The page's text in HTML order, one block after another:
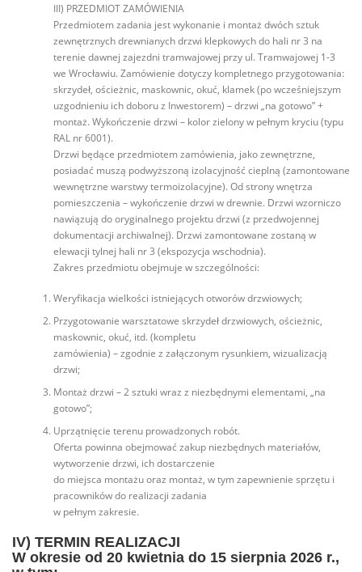
III) PRZEDMIOT ZAMÓWIENIA
Przedmiotem zadania jest wykonanie i montaż dwóch sztuk
zewnętrznych drewnianych drzwi klepkowych do hali nr 3 na
terenie dawnej zajezdni tramwajowej przy ul. Tramwajowej 1-3
we Wrocławiu. Zamówienie dotyczy kompletnego przygotowania:
skrzydeł, ościeżnic, maskownic, okuć, klamek (po wcześniejszym
uzgodnieniu ich doboru z Inwestorem) – drzwi „na gotowo” +
montaż. Wykończenie drzwi – kolor zielony w pełnym kryciu (typu
RAL nr 6001).
Drzwi będące przedmiotem zamówienia, jako zewnętrzne,
posiadać muszą podwyższoną izolacyjność cieplną (zamontowane
wewnętrzne warstwy termoizolacyjne). Od strony wnętrza
pomieszczenia – wykończenie drzwi w drewnie. Drzwi wzorniczo
nawiązują do oryginalnego projektu drzwi (z przedwojennej
dokumentacji archiwalnej). Drzwi zamontowane zostaną w
elewacji tylnej hali nr 3 (ekspozycja wschodnia).
Zakres przedmiotu obejmuje w szczególności:
Weryfikacja wielkości istniejących otworów drzwiowych;
Przygotowanie warsztatowe skrzydeł drzwiowych, ościeżnic,
maskownic, okuć, itd. (kompletu
zamówienia) – zgodnie z załączonym rysunkiem, wizualizacją
drzwi;
Montaż drzwi – 2 sztuki wraz z niezbędnymi elementami, „na
gotowo”;
Uprzątnięcie terenu prowadzonych robót.
Oferta powinna obejmować zakup niezbędnych materiałów,
wytworzenie drzwi, ich dostarczenie
do miejsca montażu oraz montaż, w tym zapewnienie sprzętu i
pracowników do realizacji zadania
w pełnym zakresie.
IV) TERMIN REALIZACJI
W okresie od 20 kwietnia do 15 sierpnia 2026 r.,